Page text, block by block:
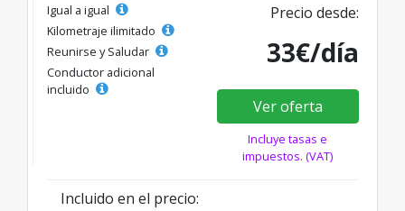
Igual a igual
Kilometraje ilimitado
Reunirse y Saludar
Conductor adicional
incluido
Precio desde:
33€/día
Ver oferta
Incluye tasas e
impuestos. (VAT)
Incluido en el precio: